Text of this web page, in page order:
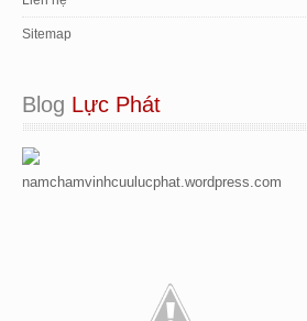
Sitemap
Blog Lực Phát
namchamvinhcuulucphat.wordpress.com